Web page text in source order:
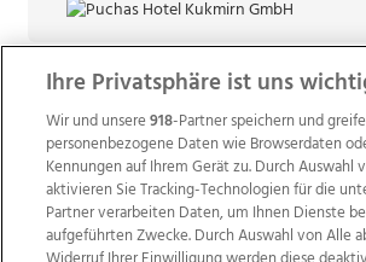
Ihre Privatsphäre ist uns
Wir und unsere918-Partner speichern und
personenbezogene Daten wie Browserdaten
Kennungen auf Ihrem Gerät zu. Durch Auswahl
aktivieren Sie Tracking-Technologien für die
Partner verarbeiten Daten, um Ihnen Dienste
aufgeführten Zwecke. Durch Auswahl von Alle